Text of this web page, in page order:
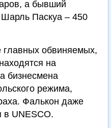
а бывший
Паскуа – 450
главных обвиняемых,
на
бизнесмена
режима,
Фалькон даже
в UNESCO.